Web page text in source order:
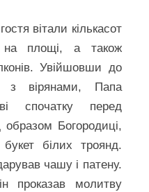
вітали кількасот
на площі, а також
Увійшовши до
з вірянами, Папа
спочатку перед
Богородиці,
білих троянд.
чашу і патену.
проказав молитву